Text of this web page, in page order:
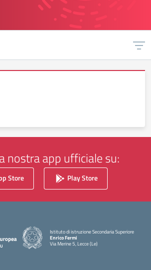
nostra app ufficiale su:
Store Play Store
Istituto di istruzione Secondaria Superiore
Enrico Fermi
Via Merine 5, Lecce (Le)